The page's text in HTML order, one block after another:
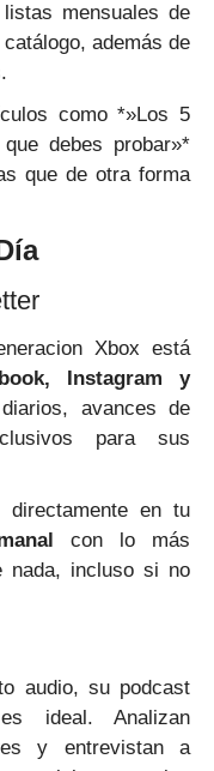
mensuales de
además de
como *»Los 5
debes probar»*
que de otra forma
Xbox está
Instagram y
avances de
para sus
en tu
con lo más
nada, incluso si no
audio, su podcast
ideal. Analizan
y entrevistan a